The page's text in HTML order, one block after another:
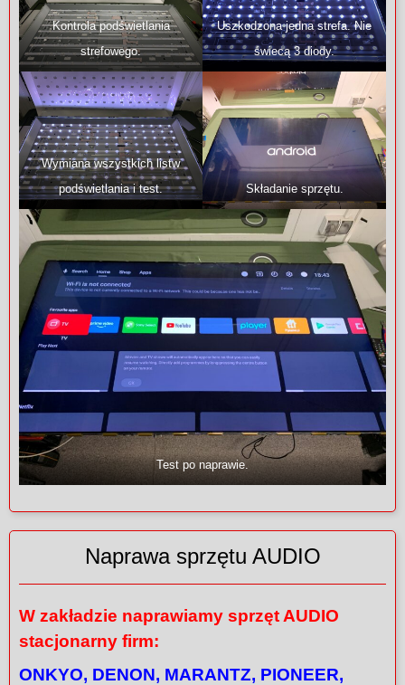
Kontrola podświetlania
strefowego.
Uszkodzona jedna strefa. Nie
świecą 3 diody.
Wymiana wszystkich listw
podświetlania i test.
Składanie sprzętu.
Test po naprawie.
Naprawa sprzętu AUDIO
W zakładzie naprawiamy sprzęt AUDIO
stacjonarny firm:
ONKYO, DENON, MARANTZ, PIONEER,